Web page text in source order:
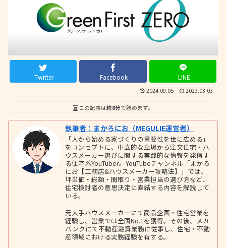
Twitter Facebook LINE
2024.09.05 2023.03.03
この記事は約8分で読めます。
執筆者：まかろにお（MEGULIE運営者）
「人から始める家づくりの重要性を世に広める」
をコンセプトに、中立的な立場から注文住宅・ハ
ウスメーカー選びに関する実践的な情報を発信す
る住宅系YouTuber。YouTubeチャンネル「まかろ
にお【工務店&ハウスメーカー攻略法】」では、
坪単価・総額・間取り・営業担当の選び方など、
住宅検討者の意思決定に直結する内容を解説して
いる。
元大手ハウスメーカーにて商品企画・住宅営業を
経験し、営業では全国No.1を獲得。その後、メガ
バンクにて不動産融資業務に従事し、住宅・不動
産領域における実務経験を有する。